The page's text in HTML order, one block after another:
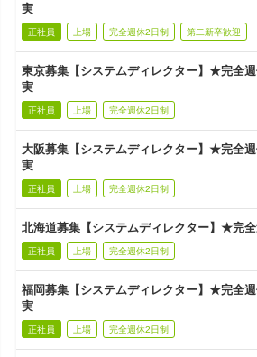
実
正社員 上場 完全週休2日制 第二新卒歓迎
東京募集【システムディレクター】★完全
実
正社員 上場 完全週休2日制
大阪募集【システムディレクター】★完全
実
正社員 上場 完全週休2日制
北海道募集【システムディレクター】★完
正社員 上場 完全週休2日制
福岡募集【システムディレクター】★完全
実
正社員 上場 完全週休2日制